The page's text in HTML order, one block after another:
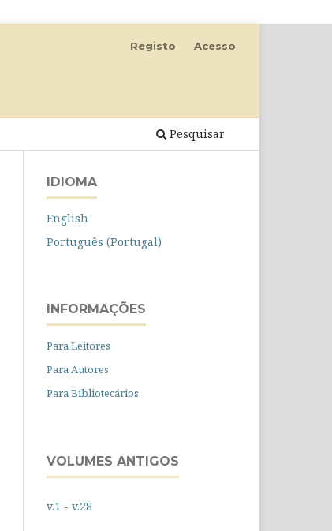
Pesquisar
Registo Acesso
IDIOMA
English
Português (Portugal)
INFORMAÇÕES
Para Leitores
Para Autores
Para Bibliotecários
VOLUMES ANTIGOS
v.1 - v.28